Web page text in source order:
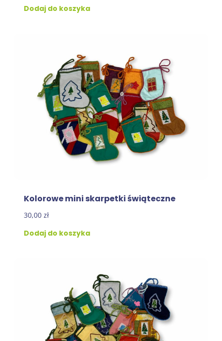
Dodaj do koszyka
Kolorowe mini skarpetki świąteczne
30,00 zł
Dodaj do koszyka